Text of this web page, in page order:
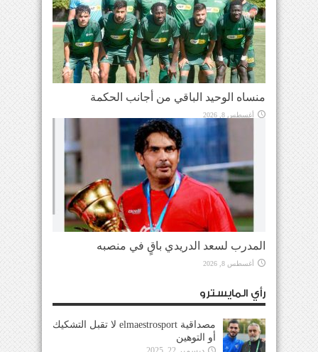
منساه الوحيد الباقي من أجانب الحكمة
أغسطس 8, 2026
المدرب لسعد الدريدي باقٍ في منصبه
أغسطس 8, 2026
رأي المايسترو
مصداقية elmaestrosport لا تقبل التشكيك
أو التوهين